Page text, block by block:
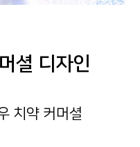
셜 디자인
치약 커머셜